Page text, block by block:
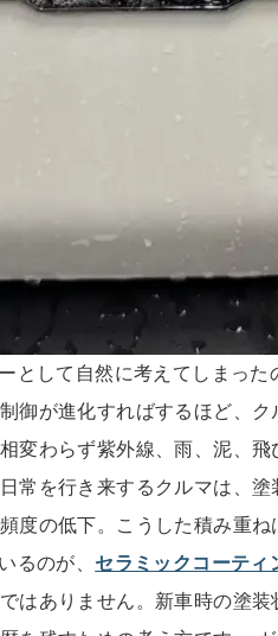
として自然に考えてしまった
御が進化すればするほど、
変わらず紫外線、雨、泥、
常を行き来するクルマは、
度の低下。こうした積み重
るのが、 セラミックコーティ
はありません。新車時の塗